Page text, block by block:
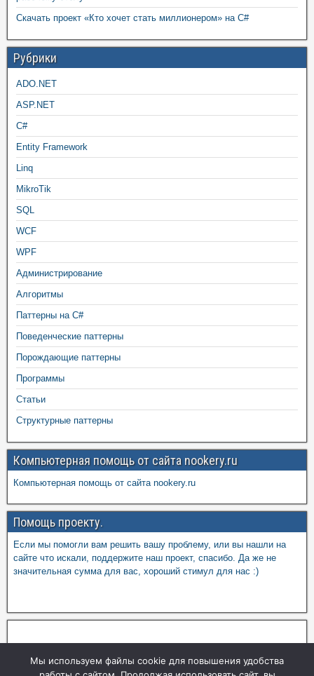
Скачать проект «Кто хочет стать миллионером» на C#
Рубрики
ADO.NET
ASP.NET
C#
Entity Framework
Linq
MikroTik
SQL
WCF
WPF
Администрирование
Алгоритмы
Паттерны на C#
Поведенческие паттерны
Порождающие паттерны
Программы
Статьи
Структурные паттерны
Компьютерная помощь от сайта nookery.ru
Компьютерная помощь от сайта nookery.ru
Помощь проекту.
Если мы помогли вам решить вашу проблему, или вы нашли на
сайте что искали, поддержите наш проект, спасибо. Да же не
значительная сумма для вас, хороший стимул для нас :)
Мы используем файлы cookie для повышения удобства